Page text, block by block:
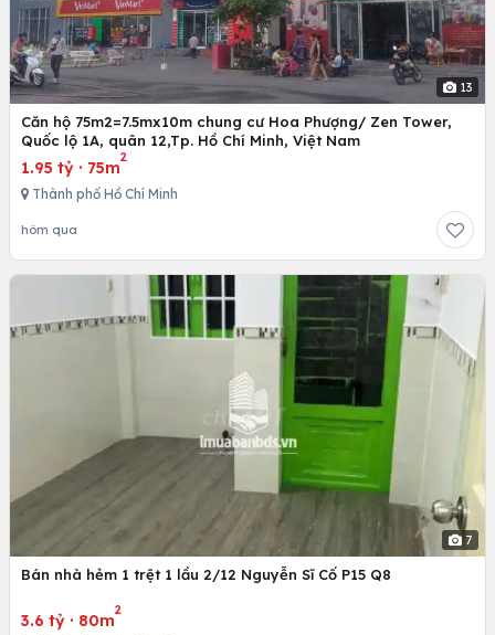
13
Căn hộ 75m2=7.5mx10m chung cư Hoa Phượng/ Zen Tower,
Quốc lộ 1A, quân 12,Tp. Hồ Chí Minh, Việt Nam
1.95 tỷ · 75m
2
Thành phố Hồ Chí Minh
hôm qua
7
Bán nhà hẻm 1 trệt 1 lầu 2/12 Nguyễn Sĩ Cố P15 Q8
3.6 tỷ · 80m
2